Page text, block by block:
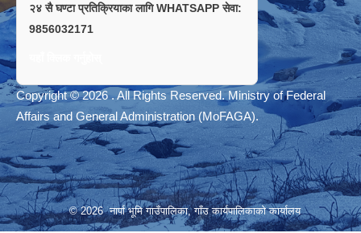
२४ सै घण्टा प्रतिक्रियाका लागि WHATSAPP सेवा:
9856032171
Copyright © 2026 . All Rights Reserved. Ministry of Federal
Affairs and General Administration (MoFAGA).
© 2026 नार्पा भूमि गाउँपालिका, गाँउ कार्यपालिकाको कार्यालय